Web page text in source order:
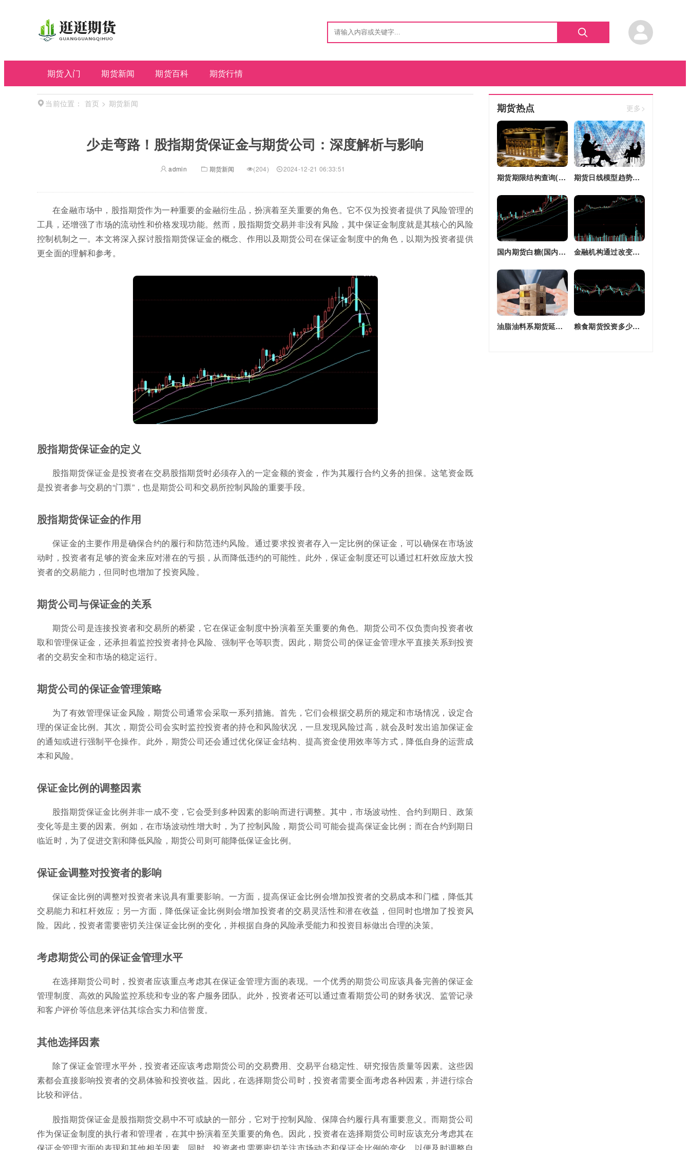
期货入门 期货新闻 期货百科 期货行情
当前位置： 首页 > 期货新闻
少走弯路！股指期货保证金与期货公司：深度解析与影响
admin 期货新闻 (204) 2024-12-21 06:33:51
在金融市场中，股指期货作为一种重要的金融衍生品，扮演着至关重要的角色。它不仅为投资者提供了风险管理的
工具，还增强了市场的流动性和价格发现功能。然而，股指期货交易并非没有风险，其中保证金制度就是其核心的风险
控制机制之一。本文将深入探讨股指期货保证金的概念、作用以及期货公司在保证金制度中的角色，以期为投资者提供
更全面的理解和参考。
股指期货保证金的定义
股指期货保证金是投资者在交易股指期货时必须存入的一定金额的资金，作为其履行合约义务的担保。这笔资金既
是投资者参与交易的“门票”，也是期货公司和交易所控制风险的重要手段。
股指期货保证金的作用
保证金的主要作用是确保合约的履行和防范违约风险。通过要求投资者存入一定比例的保证金，可以确保在市场波
动时，投资者有足够的资金来应对潜在的亏损，从而降低违约的可能性。此外，保证金制度还可以通过杠杆效应放大投
资者的交易能力，但同时也增加了投资风险。
期货公司与保证金的关系
期货公司是连接投资者和交易所的桥梁，它在保证金制度中扮演着至关重要的角色。期货公司不仅负责向投资者收
取和管理保证金，还承担着监控投资者持仓风险、强制平仓等职责。因此，期货公司的保证金管理水平直接关系到投资
者的交易安全和市场的稳定运行。
期货公司的保证金管理策略
为了有效管理保证金风险，期货公司通常会采取一系列措施。首先，它们会根据交易所的规定和市场情况，设定合
理的保证金比例。其次，期货公司会实时监控投资者的持仓和风险状况，一旦发现风险过高，就会及时发出追加保证金
的通知或进行强制平仓操作。此外，期货公司还会通过优化保证金结构、提高资金使用效率等方式，降低自身的运营成
本和风险。
保证金比例的调整因素
股指期货保证金比例并非一成不变，它会受到多种因素的影响而进行调整。其中，市场波动性、合约到期日、政策
变化等是主要的因素。例如，在市场波动性增大时，为了控制风险，期货公司可能会提高保证金比例；而在合约到期日
临近时，为了促进交割和降低风险，期货公司则可能降低保证金比例。
保证金调整对投资者的影响
保证金比例的调整对投资者来说具有重要影响。一方面，提高保证金比例会增加投资者的交易成本和门槛，降低其
交易能力和杠杆效应；另一方面，降低保证金比例则会增加投资者的交易灵活性和潜在收益，但同时也增加了投资风
险。因此，投资者需要密切关注保证金比例的变化，并根据自身的风险承受能力和投资目标做出合理的决策。
考虑期货公司的保证金管理水平
在选择期货公司时，投资者应该重点考虑其在保证金管理方面的表现。一个优秀的期货公司应该具备完善的保证金
管理制度、高效的风险监控系统和专业的客户服务团队。此外，投资者还可以通过查看期货公司的财务状况、监管记录
和客户评价等信息来评估其综合实力和信誉度。
其他选择因素
除了保证金管理水平外，投资者还应该考虑期货公司的交易费用、交易平台稳定性、研究报告质量等因素。这些因
素都会直接影响投资者的交易体验和投资收益。因此，在选择期货公司时，投资者需要全面考虑各种因素，并进行综合
比较和评估。
股指期货保证金是股指期货交易中不可或缺的一部分，它对于控制风险、保障合约履行具有重要意义。而期货公司
作为保证金制度的执行者和管理者，在其中扮演着至关重要的角色。因此，投资者在选择期货公司时应该充分考虑其在
期货热点 更多>
期货期限结构查询(期货期限结构) 期货日线模型趋势图(期货日线模型趋势图怎么看)
国内期货白糖(国内期货白糖合约是怎么交割) 金融机构通过改变持有的股指期货合约(股指期货合约最长持有多久)
油脂油料系期货延续强劲走势(油脂期货是什么) 粮食期货投资多少钱一个月(粮食期货投资多少钱一个月啊)